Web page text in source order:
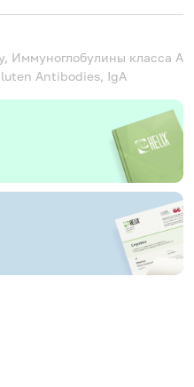
Иммуноглобулины класса А
Antibodies, IgA